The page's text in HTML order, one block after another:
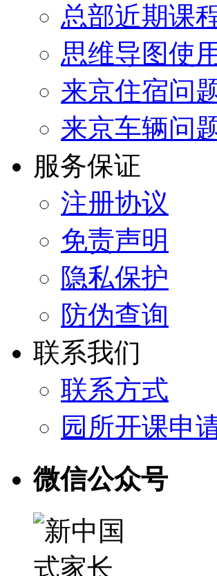
总部近期课
思维导图使用
来京住宿问
来京车辆问
服务保证
注册协议
免责声明
隐私保护
防伪查询
联系我们
联系方式
园所开课申
微信公众号